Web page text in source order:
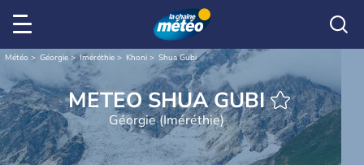
Météo Géorgie Iméréthie Khoni Shua Gubi
METEO SHUA GUBI
Géorgie (Iméréthie)